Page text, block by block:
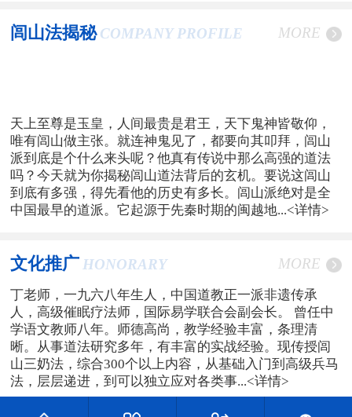
闾山法揭秘 COMPANY PROFILE MORE
天上至尊是玉皇，人间最贵是君王，天下鬼神皆敬仰，
唯有闾山做主张。就连神鬼见了，都要向其叩拜，闾山
派到底是个什么来头呢？他真有传说中那么高强的道法
吗？今天就为你揭秘闾山道法背后的玄机。要说这闾山
到底有多强，得先看他的历史有多长。闾山派绝对是全
中国最早的道派。它起源于先秦时期的闽越地...<详情>
文化推广 HONORARY MORE
丁老师，一九六八年生人，中国道教正一派非遗传承
人，高级催眠疗法师，国际易学联合会副会长。 曾任中
学语文教师八年。师德高尚，教学经验丰富，条理清
晰。从事道法研究多年，有丰富的实战经验。现传授闾
山三奶法，综合300个以上内容，从基础入门到高级兵马
法，层层递进，到可以独立应对各类事...<详情>